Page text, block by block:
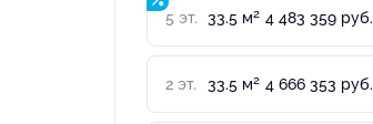
5 эт. 33.5 м2 4 483 359 руб.
2 эт. 33.5 м2 4 666 353 руб.